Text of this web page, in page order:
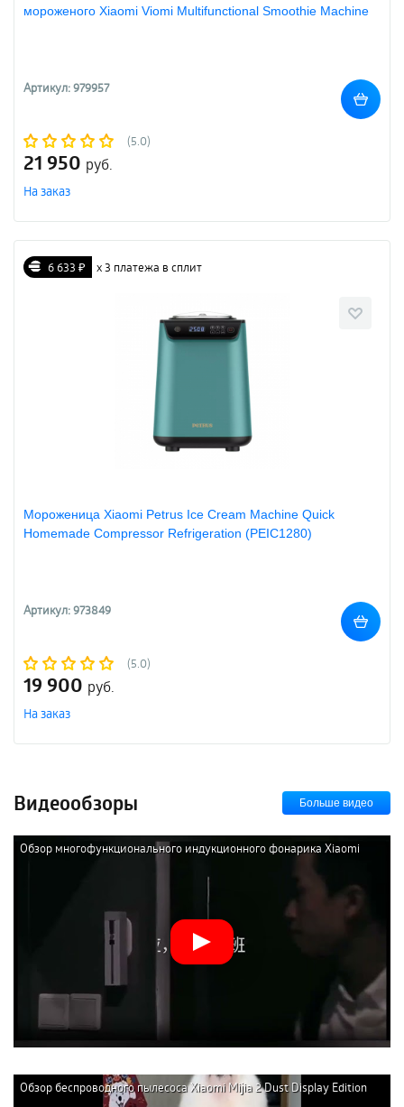
мороженого Xiaomi Viomi Multifunctional Smoothie Machine
Артикул: 979957
(5.0)
21 950 руб.
На заказ
6 633 ₽ х 3 платежа в сплит
Мороженица Xiaomi Petrus Ice Cream Machine Quick
Homemade Compressor Refrigeration (PEIC1280)
Артикул: 973849
(5.0)
19 900 руб.
На заказ
Видеообзоры Больше видео
Обзор многофункционального индукционного фонарика Xiaomi
Обзор беспроводного пылесоса Xiaomi Mijia 2 Dust Display Edition